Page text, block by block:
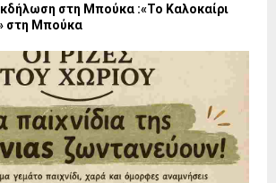
στη Μπούκα :«Το Καλοκαίρι
στη Μπούκα